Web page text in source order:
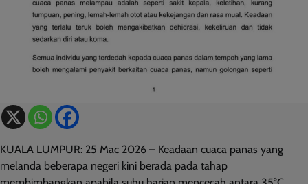
KUALA LUMPUR: 25 Mac 2026 – Keadaan cuaca panas yang
melanda beberapa negeri kini berada pada tahap